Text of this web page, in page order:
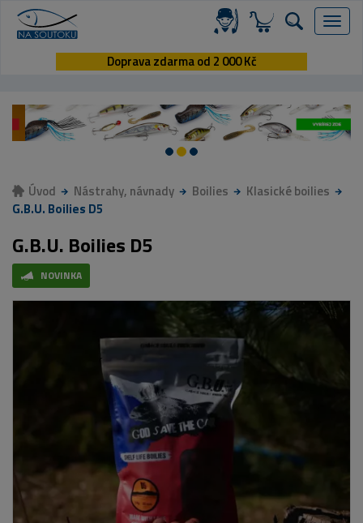
Menu
Doprava zdarma od 2 000 Kč
Úvod Nástrahy, návnady Boilies
Klasické boilies
G.B.U. Boilies D5
G.B.U. Boilies D5
NOVINKA